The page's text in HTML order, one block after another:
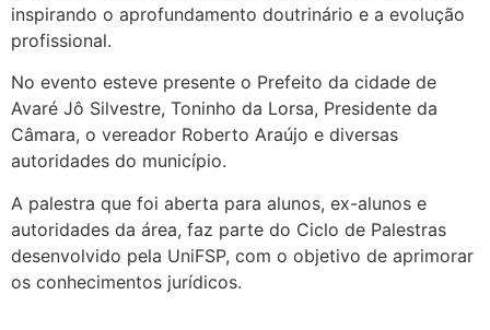
inspirando o aprofundamento doutrinário e a evolução
profissional.
No evento esteve presente o Prefeito da cidade de
Avaré Jô Silvestre, Toninho da Lorsa, Presidente da
Câmara, o vereador Roberto Araújo e diversas
autoridades do município.
A palestra que foi aberta para alunos, ex-alunos e
autoridades da área, faz parte do Ciclo de Palestras
desenvolvido pela UniFSP, com o objetivo de aprimorar
os conhecimentos jurídicos.